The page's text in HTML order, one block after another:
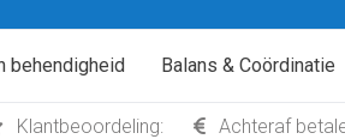
behendigheid Balans & Coördinatie
Klantbeoordeling: Achteraf